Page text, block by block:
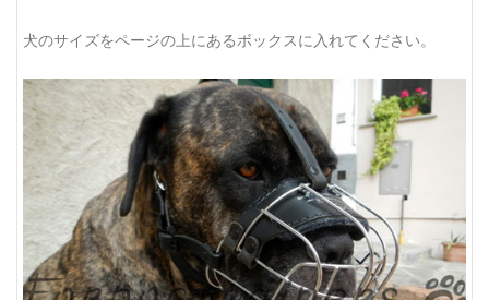
犬のサイズをページの上にあるボックスに入れてください。